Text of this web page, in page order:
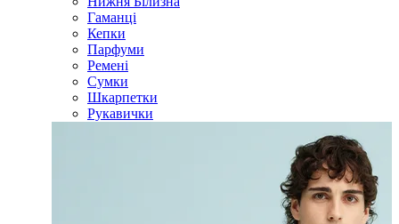
Гаманці
Кепки
Парфуми
Ремені
Сумки
Шкарпетки
Рукавички